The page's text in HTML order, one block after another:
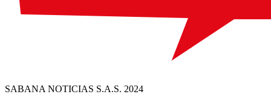
SABANA NOTICIAS S.A.S. 2024